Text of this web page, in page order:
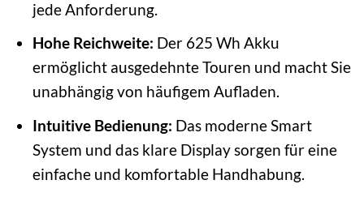
jede Anforderung.
Hohe Reichweite: Der 625 Wh Akku
ermöglicht ausgedehnte Touren und macht Sie
unabhängig von häufigem Aufladen.
Intuitive Bedienung: Das moderne Smart
System und das klare Display sorgen für eine
einfache und komfortable Handhabung.